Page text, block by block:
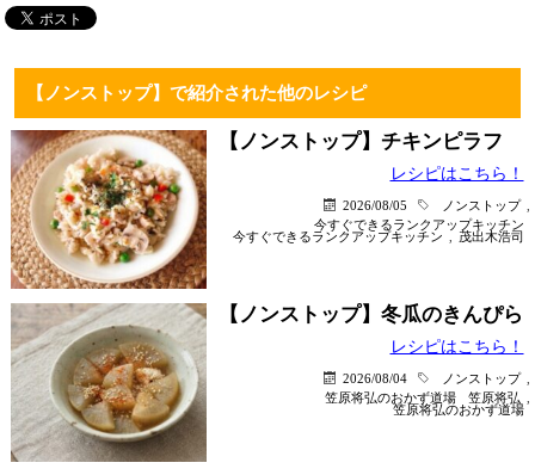
【ノンストップ】で紹介された他のレシピ
【ノンストップ】チキンピラフ
レシピはこちら！
2026/08/05 ノンストップ
今すぐできるランクアップキッチン
今すぐできるランクアップキッチン
茂出木浩司
【ノンストップ】冬瓜のきんぴら
レシピはこちら！
2026/08/04 ノンストップ
笠原将弘のおかず道場
笠原将弘
笠原将弘のおかず道場